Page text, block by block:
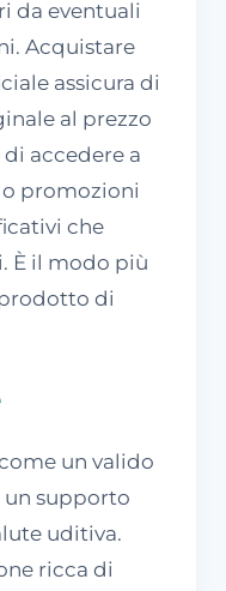
da eventuali
Acquistare
assicura di
al prezzo
accedere a
promozioni
che
È il modo più
di
un valido
supporto
uditiva.
ricca di